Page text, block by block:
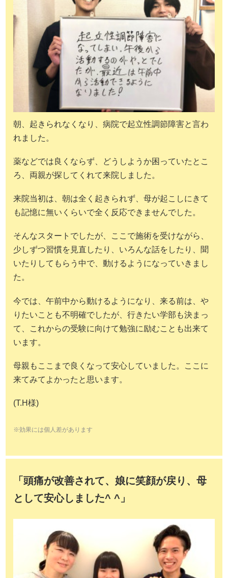
朝、起きられなくなり、病院で起立性調節障害と言わ
れました。
薬などでは良くならず、どうしようか困っていたとこ
ろ、両親が探してくれて来院しました。
来院当初は、朝は全く起きられず、母が起こしにきて
も記憶に無いくらいで全く反応できませんでした。
そんなスタートでしたが、ここで施術を受けながら、
少しずつ習慣を見直したり、いろんな話をしたり、聞
いたりしてもらう中で、動けるようになっていきまし
た。
今では、午前中から動けるようになり、来る前は、や
りたいことも不明確でしたが、行きたい学部も決まっ
て、これからの受験に向けて勉強に励むことも出来て
います。
母親もここまで良くなって安心していました。ここに
来てみてよかったと思います。
(T.H様)
※効果には個人差があります
「頭痛が改善されて、娘に笑顔が戻り、母
として安心しました^ ^」